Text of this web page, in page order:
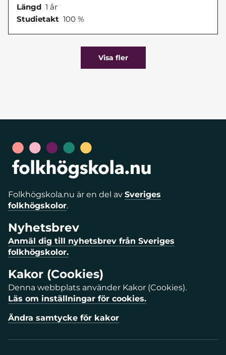
Längd 1 år
Studietakt 100 %
Visa fler
Folkhögskola.nu är en del av Sveriges
folkhögskolor.
Nyhetsbrev
Anmäl dig till nyhetsbrev från Sveriges
folkhögskolor.
Kakor (Cookies)
Denna webbplats använder Kakor (Cookies).
Läs om inställningar för cookies.
Ändra samtycke för kakor